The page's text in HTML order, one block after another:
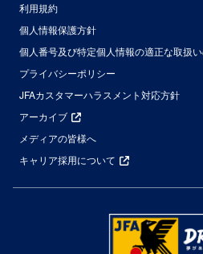
利用規約
個人情報保護方針
個人番号及び特定個人情報の適正な取扱
プライバシーポリシー
JFAカスタマーハラスメント対応方針
アーカイブ
メディアの皆様へ
キャリア採用について